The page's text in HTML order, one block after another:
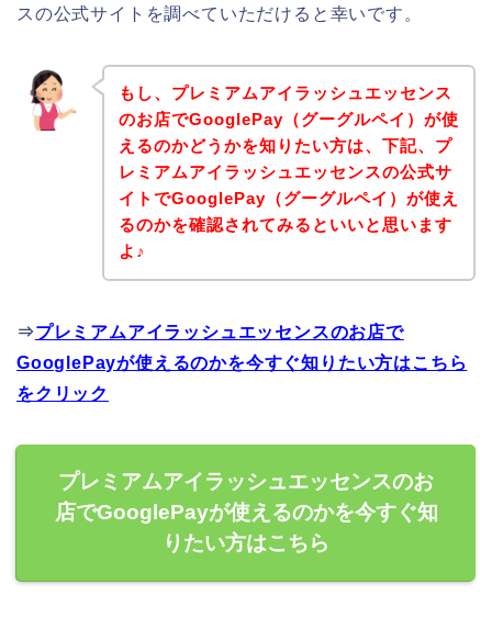
スの公式サイトを調べていただけると幸いです。
もし、プレミアムアイラッシュエッセンス
のお店でGooglePay（グーグルペイ）が使
えるのかどうかを知りたい方は、下記、プ
レミアムアイラッシュエッセンスの公式サ
イトでGooglePay（グーグルペイ）が使え
るのかを確認されてみるといいと思います
よ♪
⇒プレミアムアイラッシュエッセンスのお店で
GooglePayが使えるのかを今すぐ知りたい方はこちら
をクリック
プレミアムアイラッシュエッセンスのお
店でGooglePayが使えるのかを今すぐ知
りたい方はこちら